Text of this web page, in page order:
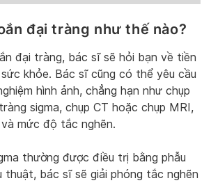
đại tràng như thế nào?
đại tràng, bác sĩ sẽ hỏi bạn về tiền
khỏe. Bác sĩ cũng có thể yêu cầu
hình ảnh, chẳng hạn như chụp
sigma, chụp CT hoặc chụp MRI,
mức độ tắc nghẽn.
thường được điều trị bằng phẫu
thuật, bác sĩ sẽ giải phóng tắc nghẽn